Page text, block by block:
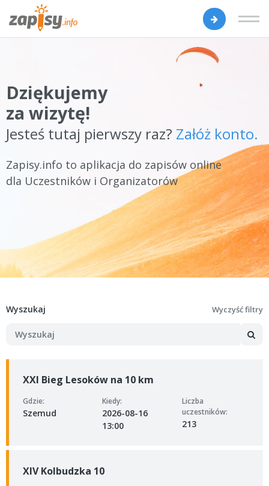
Dziękujemy
za wizytę!
Jesteś tutaj pierwszy raz? Załóż konto.
Zapisy.info to aplikacja do zapisów online
dla Uczestników i Organizatorów
Wyszukaj Wyczyść filtry
XXI Bieg Lesoków na 10 km
Gdzie:
Szemud
Kiedy:
2026-08-16
13:00
Liczba
uczestników:
213
XIV Kolbudzka 10